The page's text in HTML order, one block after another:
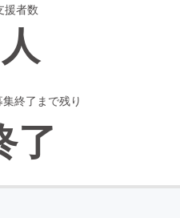
スケア
援者数
人
集終了まで残り
了